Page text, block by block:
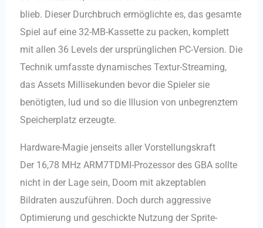
blieb. Dieser Durchbruch ermöglichte es, das gesamte
Spiel auf eine 32-MB-Kassette zu packen, komplett
mit allen 36 Levels der ursprünglichen PC-Version. Die
Technik umfasste dynamisches Textur-Streaming,
das Assets Millisekunden bevor die Spieler sie
benötigten, lud und so die Illusion von unbegrenztem
Speicherplatz erzeugte.
Hardware-Magie jenseits aller Vorstellungskraft
Der 16,78 MHz ARM7TDMI-Prozessor des GBA sollte
nicht in der Lage sein, Doom mit akzeptablen
Bildraten auszuführen. Doch durch aggressive
Optimierung und geschickte Nutzung der Sprite-